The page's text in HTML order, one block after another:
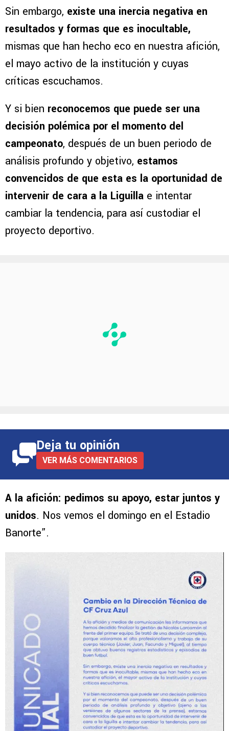
Sin embargo, existe una inercia negativa en
resultados y formas que es inocultable,
mismas que han hecho eco en nuestra afición,
el mayo activo de la institución y cuyas
críticas escuchamos.
Y si bien reconocemos que puede ser una
decisión polémica por el momento del
campeonato, después de un buen periodo de
análisis profundo y objetivo, estamos
convencidos de que esta es la oportunidad de
intervenir de cara a la Liguilla e intentar
cambiar la tendencia, para así custodiar el
proyecto deportivo.
Deja tu opinión
VER MÁS COMENTARIOS
A la afición: pedimos su apoyo, estar juntos y
unidos. Nos vemos el domingo en el Estadio
Banorte”.